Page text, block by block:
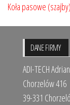
Koła pasowe (szajby)
DANE FIRMY
ADI-TECH
Chorzelów 416
39-331